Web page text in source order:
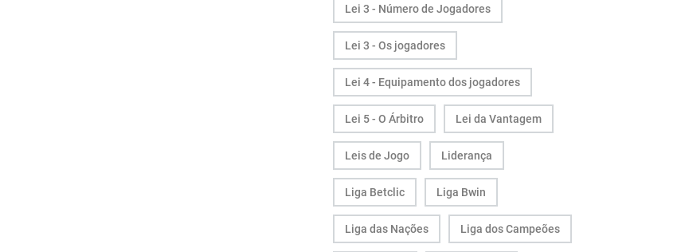
Lei 3 - Número de Jogadores
Lei 3 - Os jogadores
Lei 4 - Equipamento dos jogadores
Lei 5 - O Árbitro Lei da Vantagem
Leis de Jogo Liderança
Liga Betclic Liga Bwin
Liga das Nações Liga dos Campeões